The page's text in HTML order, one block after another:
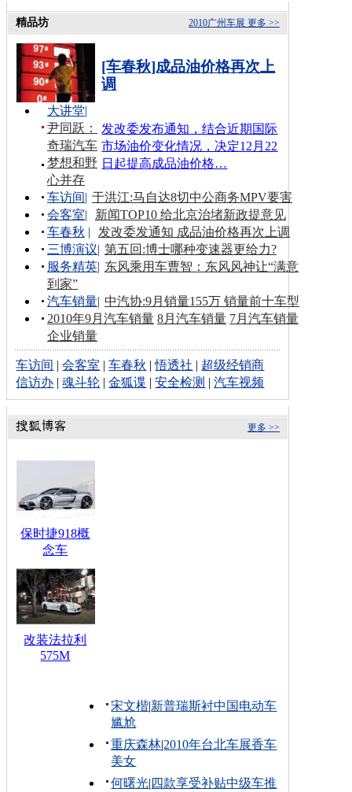
更多 >>
2010广州车展
精品坊
[车春秋]成品油价格再次上
调
发改委发布通知，结合近期国际
市场油价变化情况，决定12月22
日起提高成品油价格…
大讲堂|
尹同跃：
奇瑞汽车
梦想和野
心并存
车访间| 于洪江:马自达8切中公商务MPV要害
会客室|
新闻TOP10 给北京治堵新政提意见
车春秋 |
发改委发通知 成品油价格再次上调
三博演议| 第五回:博士哪种变速器更给力?
服务精英| 东风乘用车曹智：东风风神让“满意
到家”
汽车销量| 中汽协:9月销量155万 销量前十车型
2010年9月汽车销量 8月汽车销量 7月汽车销量
企业销量
车访间 |会客室 |车春秋 |悟透社 | 超级经销商
信访办 |魂斗轮 |金狐谍 |安全检测 |汽车视频
更多 >>
保时捷918概
念车
改装法拉利
575M
宋文楷|新普瑞斯衬中国电动车
尴尬
重庆森林|2010年台北车展香车
美女
何曙光| 四款享受补贴中级车推